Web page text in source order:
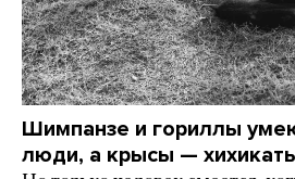
Шимпанзе и гориллы
люди, а крысы — хихикать